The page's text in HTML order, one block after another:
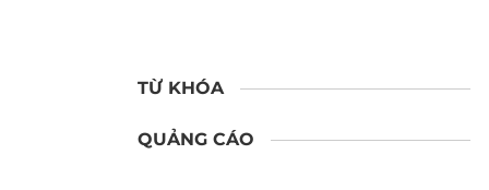
TỪ KHÓA
QUẢNG CÁO